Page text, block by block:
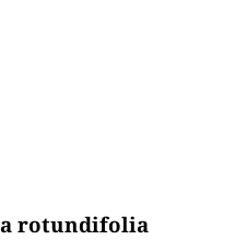
rotundifolia